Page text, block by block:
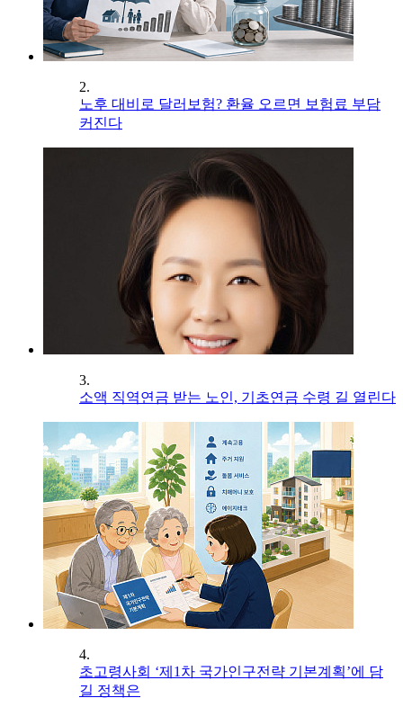
2.
노후 대비로 달러보험? 환율 오르면 보험료 부담
커진다
3.
소액 직역연금 받는 노인, 기초연금 수령 길 열린다
4.
초고령사회 ‘제1차 국가인구전략 기본계획’에 담
길 정책은